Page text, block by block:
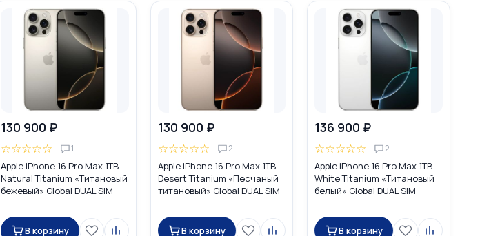
130 900 ₽
☆☆☆☆☆ 1
Apple iPhone 16 Pro Max 1TB
Natural Titanium «Tитановый
бежевый» Global DUAL SIM
В корзину
130 900 ₽
☆☆☆☆☆ 2
Apple iPhone 16 Pro Max 1TB
Desert Titanium «Песчаный
титановый» Global DUAL SIM
В корзину
136 900 ₽
☆☆☆☆☆ 2
Apple iPhone 16 Pro Max 1TB
White Titanium «Титановый
белый» Global DUAL SIM
В корзину